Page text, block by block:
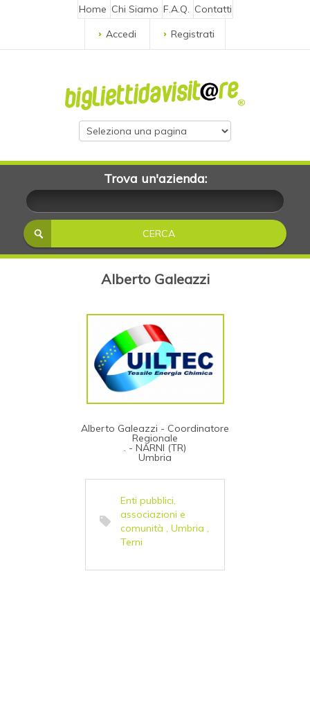
Home Chi Siamo F.A.Q. Contatti
Accedi
Registrati
Trova un'azienda:
Alberto Galeazzi
Alberto Galeazzi - Coordinatore
Regionale
. - NARNI (TR)
Umbria
Enti pubblici,
associazioni e
comunità , Umbria ,
Terni